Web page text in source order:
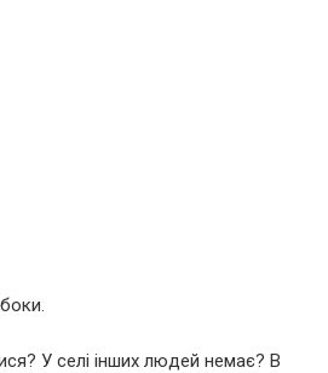
У селі інших людей немає? В